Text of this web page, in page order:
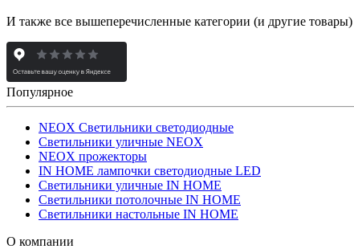
И также все вышеперечисленные категории (и другие
Популярное
NEOX Светильники светодиодные
Светильники уличные NEOX
NEOX прожекторы
IN HOME лампочки светодиодные LED
Светильники уличные IN HOME
Светильники потолочные IN HOME
Светильники настольные IN HOME
О компании